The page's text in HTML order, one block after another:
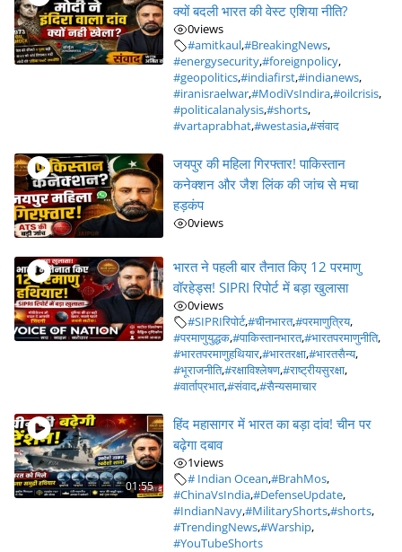
क्यों बदली भारत की वेस्ट एशिया नीति?
0views
#amitkaul,#BreakingNews,
#energysecurity,#foreignpolicy,
#geopolitics,#indiafirst,#indianews,
#iranisraelwar,#ModiVsIndira,#oilcrisis,
#politicalanalysis,#shorts,
#vartaprabhat,#westasia,#संवाद
जयपुर की महिला गिरफ्तार! पाकिस्तान
कनेक्शन और जैश लिंक की जांच से मचा
हड़कंप
0views
भारत ने पहली बार तैनात किए 12 परमाणु
वॉरहेड्स! SIPRI रिपोर्ट में बड़ा खुलासा
0views
#SIPRIरिपोर्ट,#चीनभारत,#परमाणुत्रिय,
#परमाणुयुद्धक,#पाकिस्तानभारत,#भारतपरमाणुनीति,
#भारतपरमाणुहथियार,#भारतरक्षा,#भारतसैन्य,
#भूराजनीति,#रक्षाविश्लेषण,#राष्ट्रीयसुरक्षा,
#वार्ताप्रभात,#संवाद,#सैन्यसमाचार
01:55
हिंद महासागर में भारत का बड़ा दांव! चीन पर
बढ़ेगा दबाव
1views
# Indian Ocean,#BrahMos,
#ChinaVsIndia,#DefenseUpdate,
#IndianNavy,#MilitaryShorts,#shorts,
#TrendingNews,#Warship,
#YouTubeShorts